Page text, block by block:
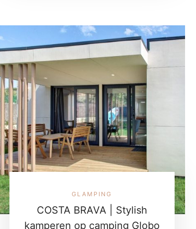
GLAMPING
COSTA BRAVA | Stylish
kamperen op camping Globo